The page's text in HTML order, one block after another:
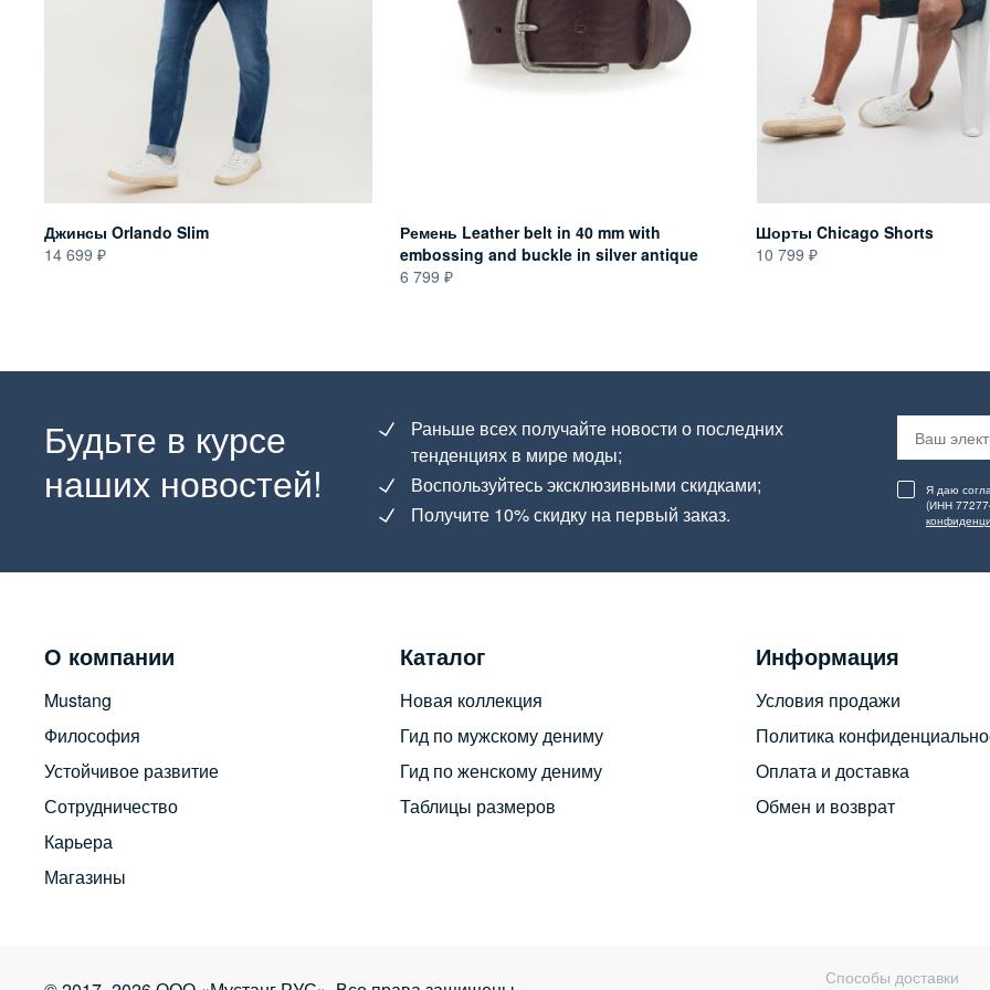
Джинсы Orlando Slim
14 699
Ремень Leather belt in 40 mm with
embossing and buckle in silver antique
6 799
Шорты Chicago Shorts
10 799
Будьте в курсе
наших новостей!
Раньше всех получайте новости о последних
тенденциях в мире моды;
Воспользуйтесь эксклюзивными скидками;
Получите 10% скидку на первый заказ.
Я даю
(ИНН
О компании
Mustang
Философия
Устойчивое развитие
Сотрудничество
Карьера
Магазины
Каталог
Новая коллекция
Гид по мужскому дениму
Гид по женскому дениму
Таблицы размеров
Информация
Условия продажи
Политика
Оплата и доставка
Обмен и возврат
Способы доставки